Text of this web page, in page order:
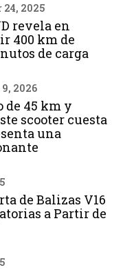
24, 2025
revela en
400 km de
de carga
2026
de 45 km y
scooter cuesta
una
de Balizas V16
a Partir de